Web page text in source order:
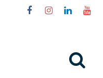
Lien
Facebook
Lien
Instagram
Lien